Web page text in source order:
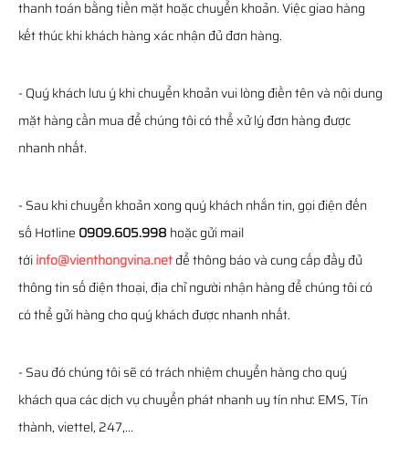
thanh toán bằng tiền mặt hoặc chuyển khoản. Việc giao hàng
kết thúc khi khách hàng xác nhận đủ đơn hàng.
- Quý khách lưu ý khi chuyển khoản vui lòng điền tên và nội dung
mặt hàng cần mua để chúng tôi có thể xử lý đơn hàng được
nhanh nhất.
- Sau khi chuyển khoản xong quý khách nhắn tin, gọi điện đến
số Hotline 0909.605.998 hoặc gửi mail
tớiinfo@vienthongvina.netđể thông báo và cung cấp đầy đủ
thông tin số điện thoại, địa chỉ người nhận hàng để chúng tôi có
có thể gửi hàng cho quý khách được nhanh nhất.
- Sau đó chúng tôi sẽ có trách nhiệm chuyển hàng cho quý
khách qua các dịch vụ chuyển phát nhanh uy tín như: EMS, Tín
thành, viettel, 247,...